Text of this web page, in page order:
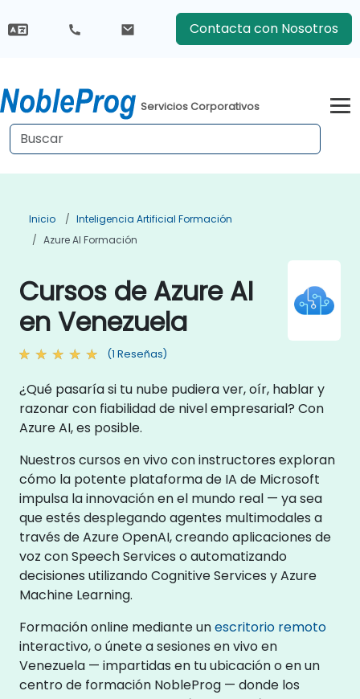
Contacta con Nosotros
Servicios Corporativos
Inicio
Inteligencia Artificial Formación
Azure AI Formación
Cursos de Azure AI
en Venezuela
(1 Reseñas)
¿Qué pasaría si tu nube pudiera ver, oír, hablar y
razonar con fiabilidad de nivel empresarial? Con
Azure AI, es posible.
Nuestros cursos en vivo con instructores exploran
cómo la potente plataforma de IA de Microsoft
impulsa la innovación en el mundo real — ya sea
que estés desplegando agentes multimodales a
través de Azure OpenAI, creando aplicaciones de
voz con Speech Services o automatizando
decisiones utilizando Cognitive Services y Azure
Machine Learning.
Formación online mediante unescritorio remoto
interactivo, o únete a sesiones en vivo en
Venezuela — impartidas en tu ubicación o en un
centro de formación NobleProg — donde los